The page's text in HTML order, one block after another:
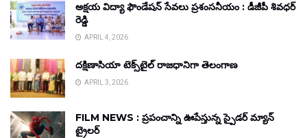
అక్షయ విద్యా ఫౌండేషన్ సేవలు ప్రశంసనీయం : డీజీపీ శివధర్
రెడ్డి
APRIL 4, 2026
దక్షిణాసియా టెక్స్‌టైల్ రాజధానిగా తెలంగాణ
APRIL 3, 2026
FILM NEWS : ప్రపంచాన్ని ఊపేస్తున్న స్పైడర్ మ్యాన్
ట్రైలర్